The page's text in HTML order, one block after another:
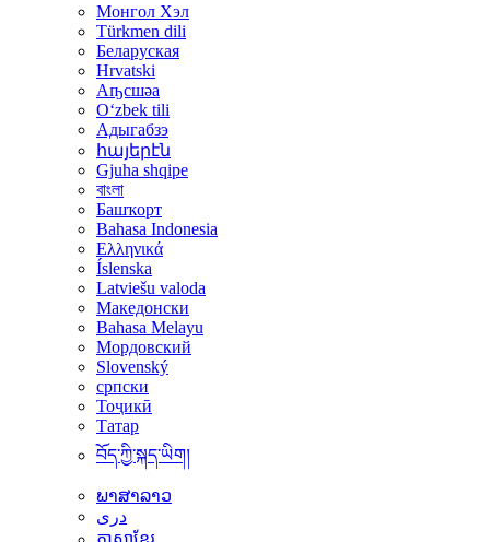
Монгол Хэл
Türkmen dili
Беларуская
Hrvatski
Аҧсшәа
Oʻzbek tili
Адыгабзэ
հայերէն
Gjuha shqipe
বাংলা
Башҡорт
Bahasa Indonesia
Ελληνικά
Íslenska
Latviešu valoda
Македонски
Bahasa Melayu
Мордовский
Slovenský
српски
Тоҷикӣ
Татар
བོད་ཀྱི་སྐད་ཡིག།
ພາສາລາວ
دری